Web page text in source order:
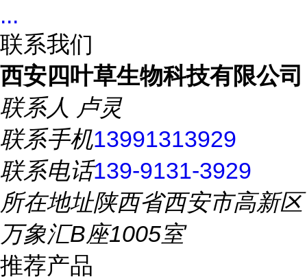
...
联系我们
西安四叶草生物科技有限公司
联系人 卢灵
联系手机13991313929
联系电话139-9131-3929
所在地址陕西省西安市高新区
万象汇B座1005室
推荐产品